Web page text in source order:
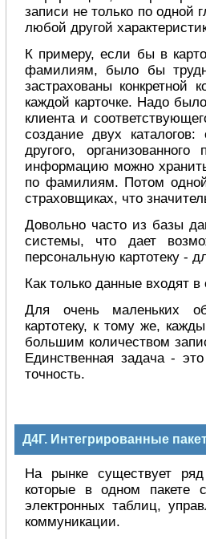
записи не только по одной
любой другой
К примеру, если бы в
фамилиям, было бы
застрахованы
каждой карточке. Надо
клиента и
создание двух
другого,
информацию можно
по фамилиям. Потом
страховщиках, что
Довольно часто из базы
системы, что дает
персональную картотеку -
Как только данные входят
Для очень маленьких
картотеку, к тому же,
большим количеством
Единственная задача -
точность.
Д4Г. Интегрированные
На рынке существует
которые в одном пакете
электронных таблиц,
коммуникации.